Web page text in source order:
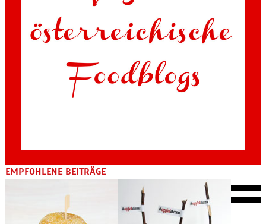
EMPFOHLENE BEITRÄGE